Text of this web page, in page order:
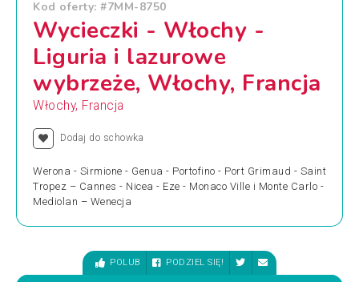
Kod oferty: #7MM-8750
Wycieczki - Włochy -
Liguria i lazurowe
wybrzeże, Włochy, Francja
Włochy, Francja
Dodaj do schowka
Werona - Sirmione - Genua - Portofino - Port Grimaud - Saint
Tropez – Cannes - Nicea - Eze - Monaco Ville i Monte Carlo -
Mediolan – Wenecja
POLUB PODZIEL SIĘ!